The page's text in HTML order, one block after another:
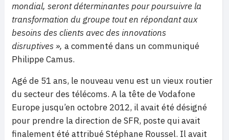
mondial, seront déterminantes pour poursuivre la
transformation du groupe tout en répondant aux
besoins des clients avec des innovations
disruptives », a commenté dans un communiqué
Philippe Camus.
Agé de 51 ans, le nouveau venu est un vieux routier
du secteur des télécoms. A la tête de Vodafone
Europe jusqu’en octobre 2012, il avait été désigné
pour prendre la direction de SFR, poste qui avait
finalement été attribué Stéphane Roussel. Il avait